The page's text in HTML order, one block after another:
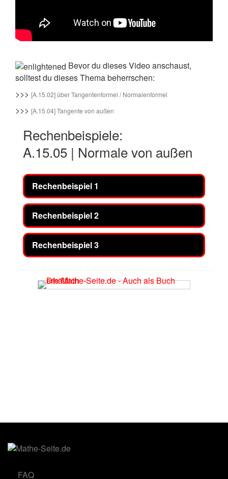
Bevor du dieses Video anschaust,
solltest du dieses Thema beherrschen:
>>> [A.15.02] über Tangentenformel / Normalenformel
>>> [A.15.04] Tangente von außen
Rechenbeispiele:
A.15.05 | Normale von außen
Rechenbeispiel 1
Rechenbeispiel 2
Rechenbeispiel 3
FAQ